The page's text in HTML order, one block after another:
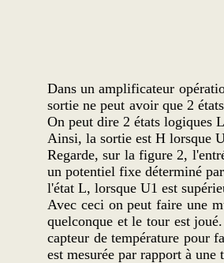
Dans un amplificateur
sortie ne peut avoir que 2
On peut dire 2 états logiques
Ainsi, la sortie est H lorsque
Regarde, sur la figure 2,
un potentiel fixe déterminé
l'état L, lorsque U1 est
Avec ceci on peut faire une
quelconque et le tour est
capteur de température pour
est mesurée par rapport à